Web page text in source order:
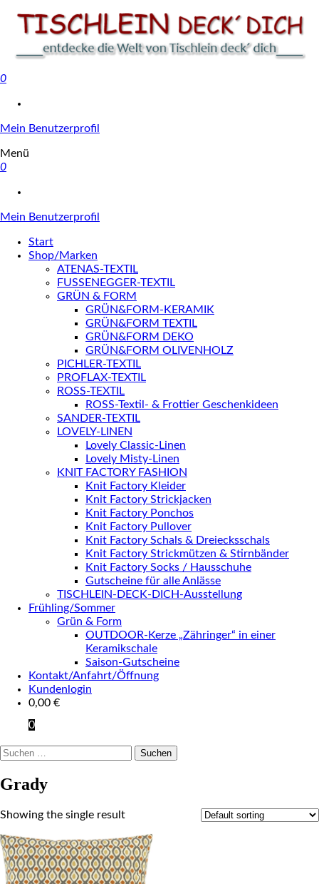
0
Mein Benutzerprofil
Menü
0
Mein Benutzerprofil
Start
Shop/Marken
ATENAS-TEXTIL
FUSSENEGGER-TEXTIL
GRÜN & FORM
GRÜN&FORM-KERAMIK
GRÜN&FORM TEXTIL
GRÜN&FORM DEKO
GRÜN&FORM OLIVENHOLZ
PICHLER-TEXTIL
PROFLAX-TEXTIL
ROSS-TEXTIL
ROSS-Textil- & Frottier Geschenkideen
SANDER-TEXTIL
LOVELY-LINEN
Lovely Classic-Linen
Lovely Misty-Linen
KNIT FACTORY FASHION
Knit Factory Kleider
Knit Factory Strickjacken
Knit Factory Ponchos
Knit Factory Pullover
Knit Factory Schals & Dreiecksschals
Knit Factory Strickmützen & Stirnbänder
Knit Factory Socks / Hausschuhe
Gutscheine für alle Anlässe
TISCHLEIN-DECK-DICH-Ausstellung
Frühling/Sommer
Grün & Form
OUTDOOR-Kerze „Zähringer“ in einer
Keramikschale
Saison-Gutscheine
Kontakt/Anfahrt/Öffnung
Kundenlogin
0,00 €
0
Suchen
Grady
Showing the single result